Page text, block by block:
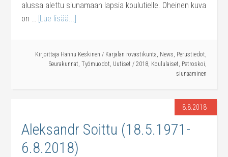
alussa alettu siunamaan lapsia koulutielle. Oheinen kuva
on … [Lue lisää...]
Kirjoittaja Hannu Keskinen / Karjalan rovastikunta, News, Perustiedot,
Seurakunnat, Työmuodot, Uutiset / 2018, Koululaiset, Petroskoi,
siunaaminen
8.8.2018
Aleksandr Soittu (18.5.1971-
6.8.2018)